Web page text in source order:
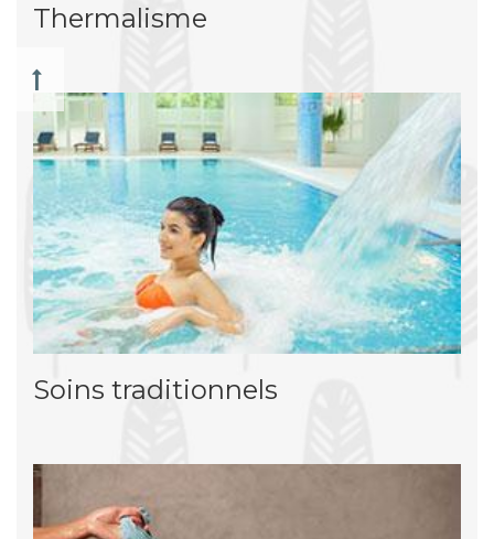
Thermalisme
Soins traditionnels